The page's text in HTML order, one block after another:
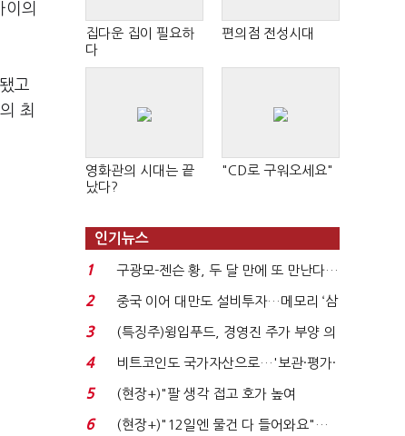
의
고
최
집다운 집이 필요하
다
편의점 전성시대
영화관의 시대는 끝
났다?
"CD로 구워오세요"
인기뉴스
1
구광모-젠슨 황, 두 달 만에 또 만난다…
로봇·AI 등 논...
2
중국 이어 대만도 설비투자…메모리 ‘삼
국전쟁’
3
(특징주)윙입푸드, 경영진 주가 부양 의
지에 상한가...
4
비트코인도 국가자산으로…'보관·평가·
처분' 기준은 ...
5
(현장+)"팔 생각 접고 호가 높여
요"…'덜 똘똘한 한 채' 20...
6
(현장+)"12일엔 물건 다 들어와요"…